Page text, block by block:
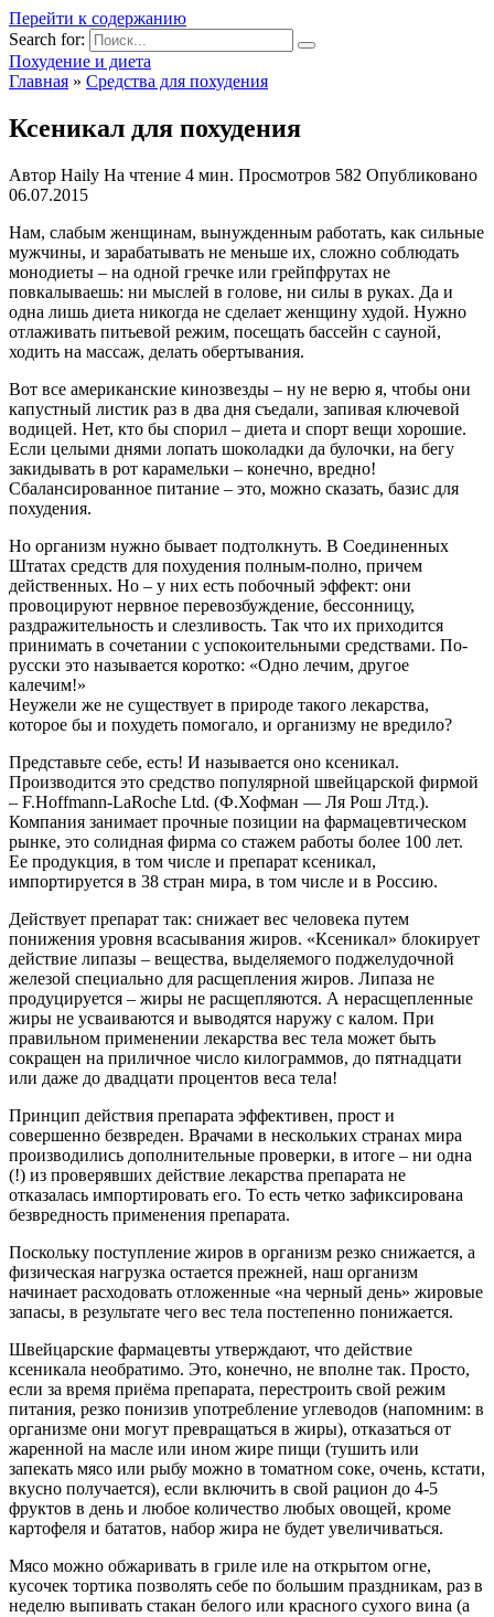
Перейти к содержанию
Search for:
Похудение и диета
Главная » Средства для похудения
Ксеникал для похудения
Автор Haily На чтение 4 мин. Просмотров 582 Опубликовано
06.07.2015
Нам, слабым женщинам, вынужденным работать, как сильные
мужчины, и зарабатывать не меньше их, сложно соблюдать
монодиеты – на одной гречке или грейпфрутах не
повкалываешь: ни мыслей в голове, ни силы в руках. Да и
одна лишь диета никогда не сделает женщину худой. Нужно
отлаживать питьевой режим, посещать бассейн с сауной,
ходить на массаж, делать обертывания.
Вот все американские кинозвезды – ну не верю я, чтобы они
капустный листик раз в два дня съедали, запивая ключевой
водицей. Нет, кто бы спорил – диета и спорт вещи хорошие.
Если целыми днями лопать шоколадки да булочки, на бегу
закидывать в рот карамельки – конечно, вредно!
Сбалансированное питание – это, можно сказать, базис для
похудения.
Но организм нужно бывает подтолкнуть. В Соединенных
Штатах средств для похудения полным-полно, причем
действенных. Но – у них есть побочный эффект: они
провоцируют нервное перевозбуждение, бессонницу,
раздражительность и слезливость. Так что их приходится
принимать в сочетании с успокоительными средствами. По-
русски это называется коротко: «Одно лечим, другое
калечим!»
Неужели же не существует в природе такого лекарства,
которое бы и похудеть помогало, и организму не вредило?
Представьте себе, есть! И называется оно ксеникал.
Производится это средство популярной швейцарской фирмой
– F.Hoffmann-LaRoche Ltd. (Ф.Хофман — Ля Рош Лтд.).
Компания занимает прочные позиции на фармацевтическом
рынке, это солидная фирма со стажем работы более 100 лет.
Ее продукция, в том числе и препарат ксеникал,
импортируется в 38 стран мира, в том числе и в Россию.
Действует препарат так: снижает вес человека путем
понижения уровня всасывания жиров. «Ксеникал» блокирует
действие липазы – вещества, выделяемого поджелудочной
железой специально для расщепления жиров. Липаза не
продуцируется – жиры не расщепляются. А нерасщепленные
жиры не усваиваются и выводятся наружу с калом. При
правильном применении лекарства вес тела может быть
сокращен на приличное число килограммов, до пятнадцати
или даже до двадцати процентов веса тела!
Принцип действия препарата эффективен, прост и
совершенно безвреден. Врачами в нескольких странах мира
производились дополнительные проверки, в итоге – ни одна
(!) из проверявших действие лекарства препарата не
отказалась импортировать его. То есть четко зафиксирована
безвредность применения препарата.
Поскольку поступление жиров в организм резко снижается, а
физическая нагрузка остается прежней, наш организм
начинает расходовать отложенные «на черный день» жировые
запасы, в результате чего вес тела постепенно понижается.
Швейцарские фармацевты утверждают, что действие
ксеникала необратимо. Это, конечно, не вполне так. Просто,
если за время приёма препарата, перестроить свой режим
питания, резко понизив употребление углеводов (напомним: в
организме они могут превращаться в жиры), отказаться от
жаренной на масле или ином жире пищи (тушить или
запекать мясо или рыбу можно в томатном соке, очень, кстати,
вкусно получается), если включить в свой рацион до 4-5
фруктов в день и любое количество любых овощей, кроме
картофеля и бататов, набор жира не будет увеличиваться.
Мясо можно обжаривать в гриле иле на открытом огне,
кусочек тортика позволять себе по большим праздникам, раз в
неделю выпивать стакан белого или красного сухого вина (а